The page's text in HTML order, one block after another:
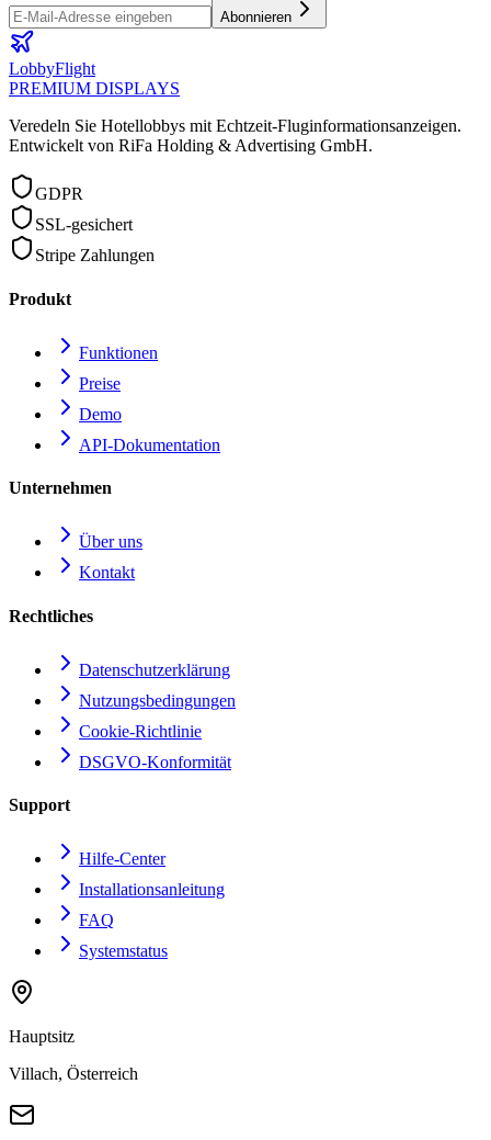
Abonnieren
LobbyFlight
PREMIUM DISPLAYS
Veredeln Sie Hotellobbys mit Echtzeit-Fluginformationsanzeigen.
Entwickelt von RiFa Holding & Advertising GmbH.
GDPR
SSL-gesichert
Stripe Zahlungen
Produkt
Funktionen
Preise
Demo
API-Dokumentation
Unternehmen
Über uns
Kontakt
Rechtliches
Datenschutzerklärung
Nutzungsbedingungen
Cookie-Richtlinie
DSGVO-Konformität
Support
Hilfe-Center
Installationsanleitung
FAQ
Systemstatus
Hauptsitz
Villach, Österreich